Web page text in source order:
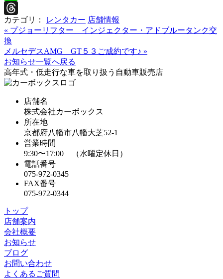
Line
Threads
カテゴリ： レンタカー 店舗情報
« プジョーリフター インジェクター・アドブルータンク交
換
メルセデスAMG GT５３ご成約です♪ »
お知らせ一覧へ戻る
高年式・低走行な車を取り扱う自動車販売店
店舗名
株式会社カーボックス
所在地
京都府八幡市八幡大芝52-1
営業時間
9:30〜17:00 （水曜定休日）
電話番号
075-972-0345
FAX番号
075-972-0344
トップ
店舗案内
会社概要
お知らせ
ブログ
お問い合わせ
よくあるご質問